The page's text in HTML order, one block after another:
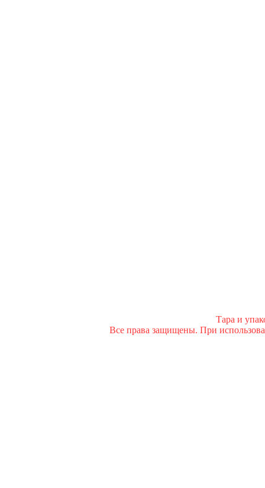
Тара и
Все права защищены. При